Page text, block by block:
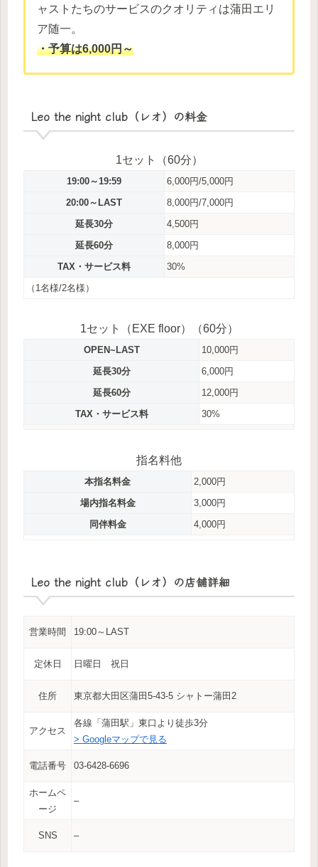
ャストたちのサービスのクオリティは蒲田エリ
ア随一。
・予算は6,000円～
Leo the night club（レオ）の料金
1セット（60分）
19:00～19:59
6,000円/5,000円
20:00～LAST
8,000円/7,000円
延長30分
4,500円
延長60分
8,000円
TAX・サービス料
30%
（1名様/2名様）
1セット（EXE floor）（60分）
OPEN~LAST
10,000円
延長30分
6,000円
延長60分
12,000円
TAX・サービス料
30%
指名料他
本指名料金
2,000円
場内指名料金
3,000円
同伴料金
4,000円
Leo the night club（レオ）の店舗詳細
営業時間 19:00～LAST
定休日 日曜日 祝日
住所 東京都大田区蒲田5-43-5 シャトー蒲田2
アクセス
各線「蒲田駅」東口より徒歩3分
> Googleマップで見る
電話番号 03-6428-6696
ホームペ
ージ
–
SNS –